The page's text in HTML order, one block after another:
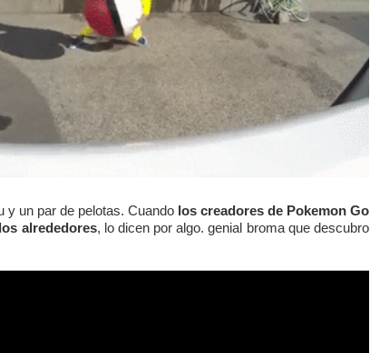
y un par de pelotas. Cuando los creadores de Pokemon Go
alrededores, lo dicen por algo. genial broma que descubro